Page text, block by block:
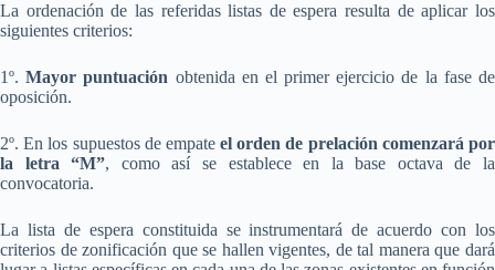
La ordenación de las referidas listas de espera resulta de aplicar los
siguientes criterios:
1º.Mayor puntuación obtenida en el primer ejercicio de la fase de
oposición.
2º. En los supuestos de empateel orden de prelación comenzará por
la letra “M”, como así se establece en la base octava de la
convocatoria.
La lista de espera constituida se instrumentará de acuerdo con los
criterios de zonificación que se hallen vigentes, de tal manera que dará